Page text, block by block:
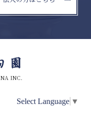
INC.
Select Language ▼